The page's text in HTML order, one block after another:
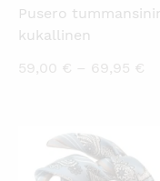
Pusero
kukallinen
59,00 € – 69,95 €
KATSO PIKANÄKYMÄ